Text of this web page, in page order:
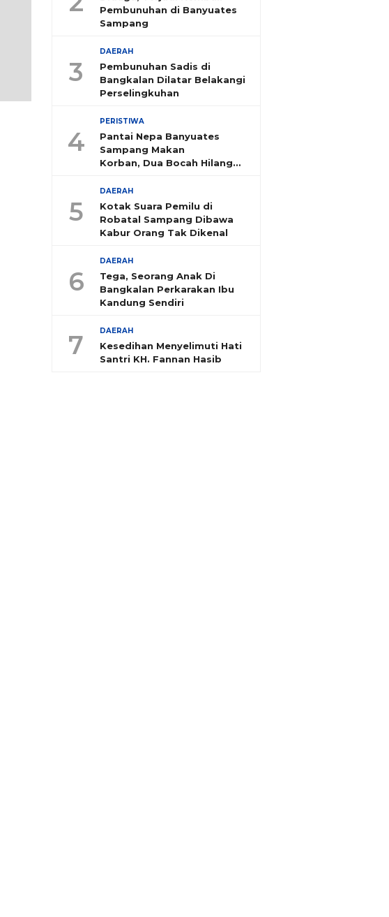
Pembunuhan di Banyuates
Sampang
3
DAERAH
Pembunuhan Sadis di
Bangkalan Dilatar Belakangi
Perselingkuhan
4
PERISTIWA
Pantai Nepa Banyuates
Sampang Makan
Korban, Dua Bocah Hilang
5
DAERAH
Kotak Suara Pemilu di
Robatal Sampang Dibawa
Kabur Orang Tak Dikenal
6
DAERAH
Tega, Seorang Anak Di
Bangkalan Perkarakan Ibu
Kandung Sendiri
7 DAERAH
Kesedihan Menyelimuti Hati
Santri KH. Fannan Hasib